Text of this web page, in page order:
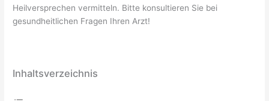
Heilversprechen vermitteln. Bitte konsultieren Sie bei
gesundheitlichen Fragen Ihren Arzt!
Inhaltsverzeichnis